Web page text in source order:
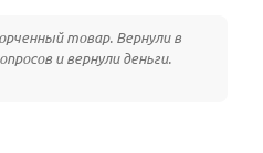
товар. Вернули в
и вернули деньги.